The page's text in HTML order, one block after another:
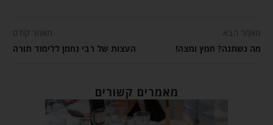
מאמר הבא
מה נשתנה? חמץ ומצה!
מאמר קודם
העצות של רבי נחמן ללימוד תורה
מאמרים קשורים